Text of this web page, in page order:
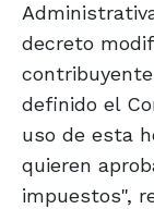
decreto
definido el
uso de esta
quieren
impuestos",